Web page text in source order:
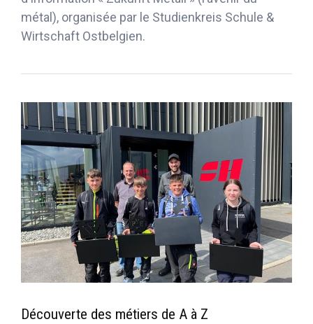
métal), organisée par le Studienkreis Schule &
Wirtschaft Ostbelgien.
Découverte des métiers de A à Z